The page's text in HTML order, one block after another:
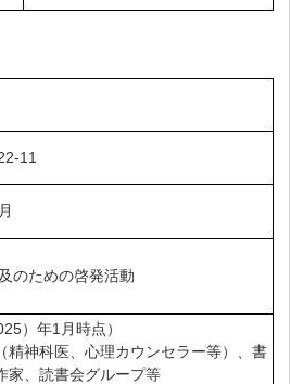
11
のための啓発活動
）年1月時点）
精神科医、心理カウンセラー等）、書
家、読書会グループ等